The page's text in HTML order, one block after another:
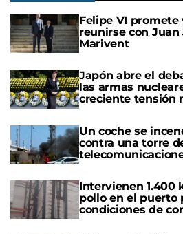
Felipe VI
reunirse con Juan
Marivent
Japón abre el
las armas
creciente tensión
Un coche se
contra una torre
Intervienen 1.400
pollo en el puerto
condiciones de